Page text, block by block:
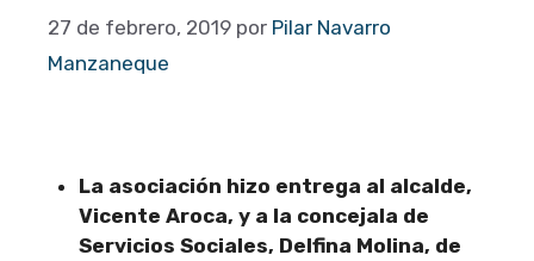
27 de febrero, 2019 por Pilar Navarro
Manzaneque
La asociación hizo entrega al alcalde,
Vicente Aroca, y a la concejala de
Servicios Sociales, Delfina Molina, de